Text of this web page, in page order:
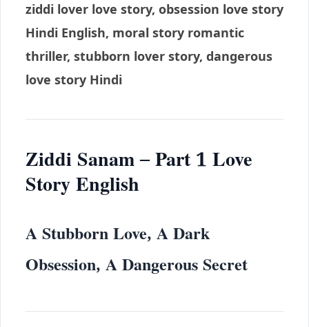
ziddi lover love story, obsession love story
Hindi English, moral story romantic
thriller, stubborn lover story, dangerous
love story Hindi
Ziddi Sanam – Part 1 Love
Story English
A Stubborn Love, A Dark
Obsession, A Dangerous Secret